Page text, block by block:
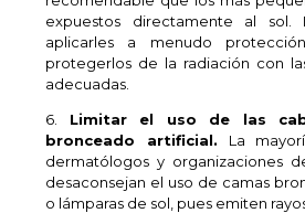
expuestos directamente al sol.
aplicarles a menudo
protegerlos de la radiación con
adecuadas.
6. Limitar el uso de las
bronceado artificial. La
dermatólogos y organizaciones
desaconsejan el uso de camas
o lámparas de sol, pues emiten